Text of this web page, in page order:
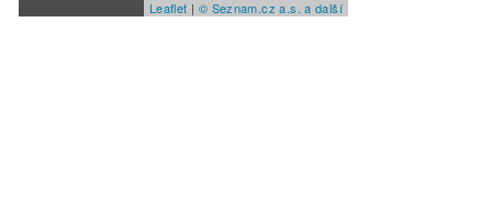
Leaflet | © Seznam.cz a.s. a další